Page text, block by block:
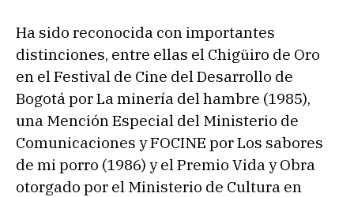
Ha sido reconocida con importantes
distinciones, entre ellas el Chigüiro de Oro
en el Festival de Cine del Desarrollo de
Bogotá por La minería del hambre (1985),
una Mención Especial del Ministerio de
Comunicaciones y FOCINE por Los sabores
de mi porro (1986) y el Premio Vida y Obra
otorgado por el Ministerio de Cultura en